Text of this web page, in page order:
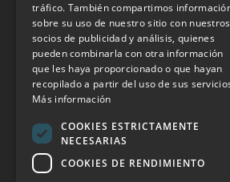
Aviso Legal
Política de Privacidad
Política de Cookies
Política de calidad y seguridad de la
Contacto
tráfico. También compartimos
sobre su uso de nuestro sitio con nuestros
socios de publicidad y análisis, quienes
pueden combinarla con otra información
que les haya proporcionado o que hayan
recopilado a partir del uso de sus
Más información
COOKIES ESTRICTAMENTE
NECESARIAS
COOKIES DE RENDIMIENTO